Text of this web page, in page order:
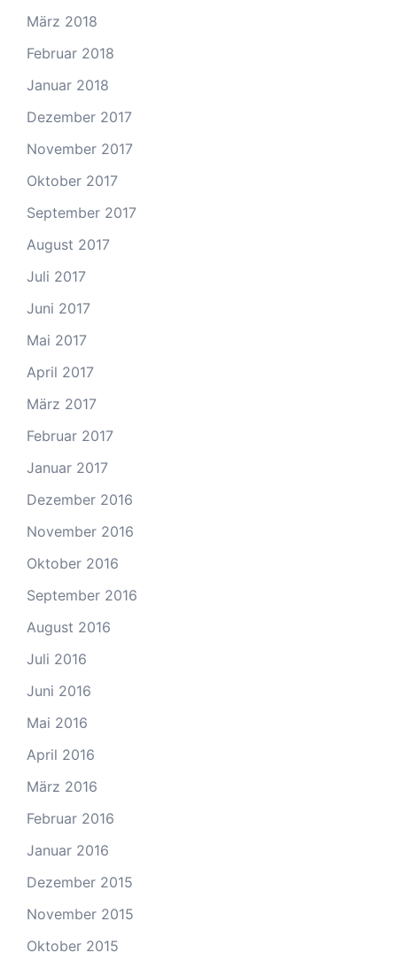
März 2018
Februar 2018
Januar 2018
Dezember 2017
November 2017
Oktober 2017
September 2017
August 2017
Juli 2017
Juni 2017
Mai 2017
April 2017
März 2017
Februar 2017
Januar 2017
Dezember 2016
November 2016
Oktober 2016
September 2016
August 2016
Juli 2016
Juni 2016
Mai 2016
April 2016
März 2016
Februar 2016
Januar 2016
Dezember 2015
November 2015
Oktober 2015